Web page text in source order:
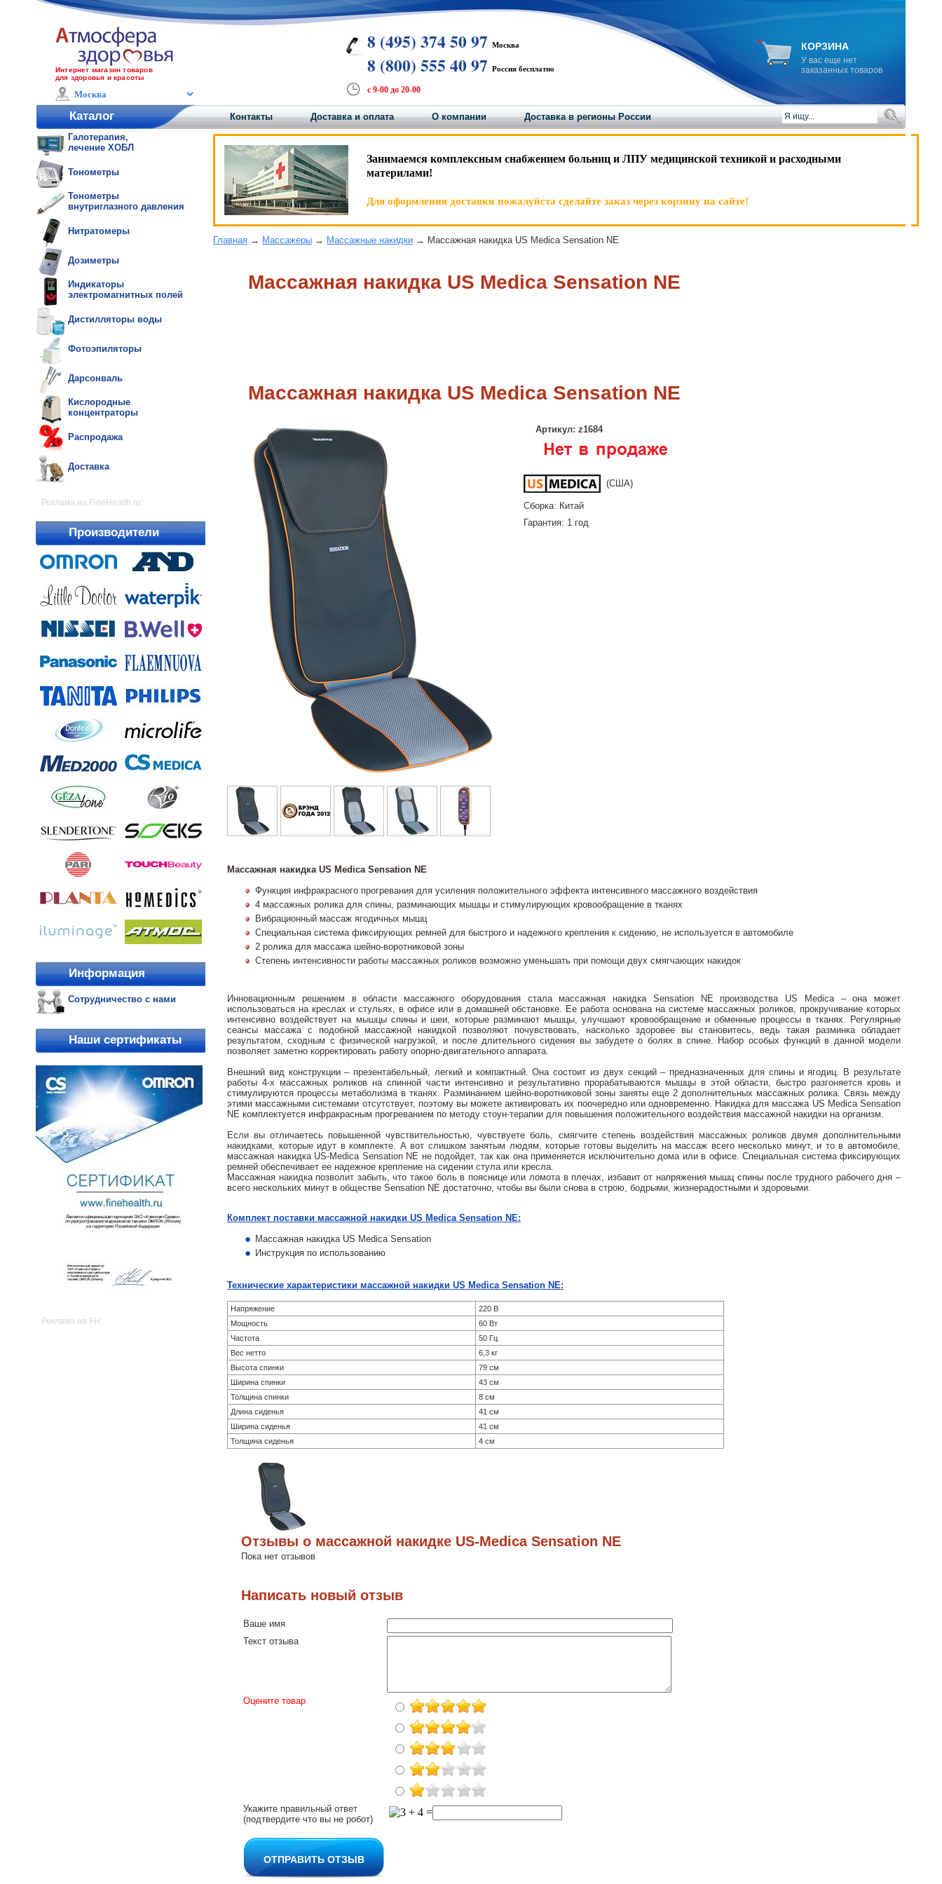
Интернет магазин товаров
для здоровья и красоты
8 (495) 374 50 97 Москва
8 (800) 555 40 97 Россия бесплатно
с 9-00 до 20-00
КОРЗИНА
У вас еще нет
заказанных товаров
Каталог Контакты Доставка и оплата О компании
Доставка в регионы России
Галотерапия,
лечение ХОБЛ
Тонометры
Тонометры
внутриглазного давления
Нитратомеры
Дозиметры
Индикаторы
электромагнитных полей
Дистилляторы воды
Фотоэпиляторы
Дарсонваль
Кислородные
концентраторы
Распродажа
Доставка
Реклама на FineHealth.ru:
Производители
Информация
Сотрудничество с нами
Наши сертификаты
Реклама на FH:
Занимаемся комплексным снабжением больниц и ЛПУ медицинской техникой и расходными
материлами!
Для оформления доставки пожалуйста сделайте заказ через корзину на сайте!
Главная → Массажеры → Массажные накидки → Массажная накидка US Medica Sensation NE
Массажная накидка US Medica Sensation NE
Массажная накидка US Medica Sensation NE
Артикул: z1684
(США)
Сборка: Китай
Гарантия: 1 год
Массажная накидка US Medica Sensation NE
Функция инфракрасного прогревания для усиления положительного эффекта интенсивного массажного воздействия
4 массажных ролика для спины, разминающих мышцы и стимулирующих кровообращение в тканях
Вибрационный массаж ягодичных мышц
Специальная система фиксирующих ремней для быстрого и надежного крепления к сидению, не используется в автомобиле
2 ролика для массажа шейно-воротниковой зоны
Степень интенсивности работы массажных роликов возможно уменьшать при помощи двух смягчающих накидок
Инновационным решением в области массажного оборудования стала массажная накидка Sensation NE производства US Medica – она может
использоваться на креслах и стульях, в офисе или в домашней обстановке. Ее работа основана на системе массажных роликов, прокручивание которых
интенсивно воздействует на мышцы спины и шеи, которые разминают мышцы, улучшают кровообращение и обменные процессы в тканях. Регулярные
сеансы массажа с подобной массажной накидкой позволяют почувствовать, насколько здоровее вы становитесь, ведь такая разминка обладает
результатом, сходным с физической нагрузкой, и после длительного сидения вы забудете о болях в спине. Набор особых функций в данной модели
позволяет заметно корректировать работу опорно-двигательного аппарата.
Внешний вид конструкции – презентабельный, легкий и компактный. Она состоит из двух секций – предназначенных для спины и ягодиц. В результате
работы 4-х массажных роликов на спинной части интенсивно и результативно прорабатываются мышцы в этой области, быстро разгоняется кровь и
стимулируются процессы метаболизма в тканях. Разминанием шейно-воротниковой зоны заняты еще 2 дополнительных массажных ролика. Связь между
этими массажными системами отсутствует, поэтому вы можете активировать их поочередно или одновременно. Накидка для массажа US Medica Sensation
NE комплектуется инфракрасным прогреванием по методу стоун-терапии для повышения положительного воздействия массажной накидки на организм.
Если вы отличаетесь повышенной чувствительностью, чувствуете боль, смягчите степень воздействия массажных роликов двумя дополнительными
накидками, которые идут в комплекте. А вот слишком занятым людям, которые готовы выделить на массаж всего несколько минут, и то в автомобиле,
массажная накидка US-Medica Sensation NE не подойдет, так как она применяется исключительно дома или в офисе. Специальная система фиксирующих
ремней обеспечивает ее надежное крепление на сидении стула или кресла.
Массажная накидка позволит забыть, что такое боль в пояснице или ломота в плечах, избавит от напряжения мышц спины после трудного рабочего дня –
всего нескольких минут в обществе Sensation NE достаточно, чтобы вы были снова в строю, бодрыми, жизнерадостными и здоровыми.
Комплект поставки массажной накидки US Medica Sensation NE:
Массажная накидка US Medica Sensation
Инструкция по использованию
Технические характеристики массажной накидки US Medica Sensation NE:
Напряжение
220 В
Мощность
60 Вт
Частота
50 Гц
Вес нетто
6,3 кг
Высота спинки
79 см
Ширина спинки
43 см
Толщина спинки
8 см
Длина сиденья
41 см
Ширина сиденья
41 см
Толщина сиденья
4 см
Отзывы o массажной накидке US-Medica Sensation NE
Пока нет отзывов
Написать новый отзыв
Ваше имя
Текст отзыва
Оцените товар
Укажите правильный ответ
(подтвердите что вы не робот)
ОТПРАВИТЬ ОТЗЫВ